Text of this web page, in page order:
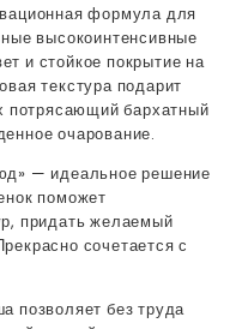
формула для
высокоинтенсивные
и стойкое покрытие на
текстура подарит
потрясающий бархатный
очарование.
— идеальное решение
поможет
придать желаемый
сочетается с
позволяет без труда